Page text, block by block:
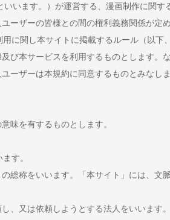
います。）が運営する、漫画制作に関
ーザーの皆様との間の権利義務関係が定
に関し本サイトに掲載するルール（以下
び本サービスを利用するものとします。
ーザーは本規約に同意するものとみなしま
味を有するものとします。
す。
総称をいいます。「本サイト」には、文
、又は依頼しようとする法人をいいます。